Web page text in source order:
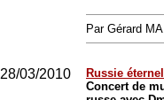
Par Gérard
28/03/2010
Russie
Concert de